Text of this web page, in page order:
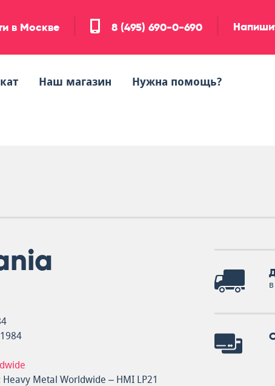
в Москве 8 (495) 690-0-690
Наш магазин Нужна помощь?
Metal Worldwide – HMI LP21